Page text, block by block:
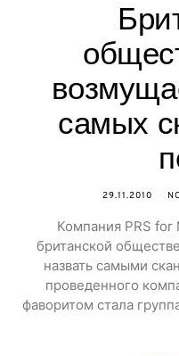
самых
29.11.2010
Компания PRS for
британской
назвать самыми
проведенного
фаворитом стала